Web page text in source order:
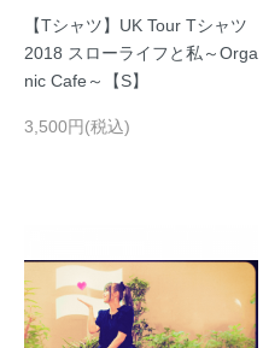
【Tシャツ】UK Tour Tシャツ
2018 スローライフと私～Orga
nic Cafe～【S】
3,500円(税込)